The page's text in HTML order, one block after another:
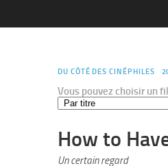
DU CÔTÉ DES CINÉPHILES
Vous pouvez choisir un
How to
Un certain regard